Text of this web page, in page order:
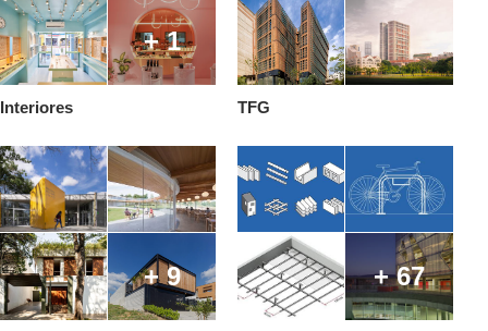
+ 1
Interiores TFG
+ 9 + 67